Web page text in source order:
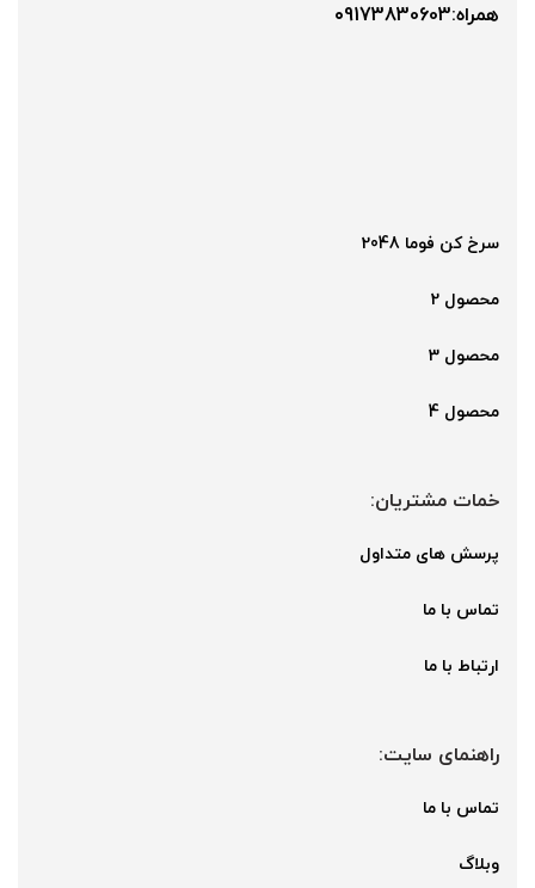
همراه:۰9173830603
سرخ کن فوما 2048
محصول 2
محصول 3
محصول 4
خمات مشتریان:
پرسش های متداول
تماس با ما
ارتباط با ما
راهنمای سایت:
تماس با ما
وبلاگ